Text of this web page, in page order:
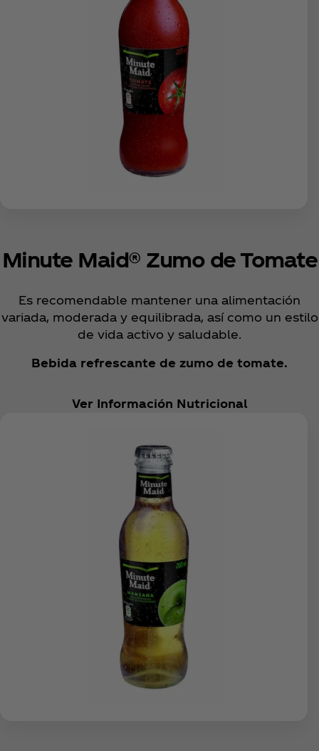
Minute Maid® Zumo de Tomate
Es recomendable mantener una alimentación
variada, moderada y equilibrada, así como un estilo
de vida activo y saludable.
Bebida refrescante de zumo de tomate.
Ver Información Nutricional